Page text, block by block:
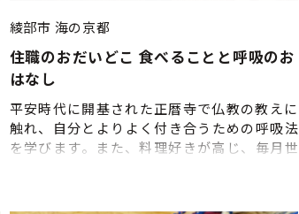
綾部市 海の京都
住職のおだいどこ 食べることと呼吸のお
はなし
平安時代に開基された正暦寺で仏教の教えに
触れ、自分とよりよく付き合うための呼吸法
を学びます。また、料理好きが高じ、毎月世